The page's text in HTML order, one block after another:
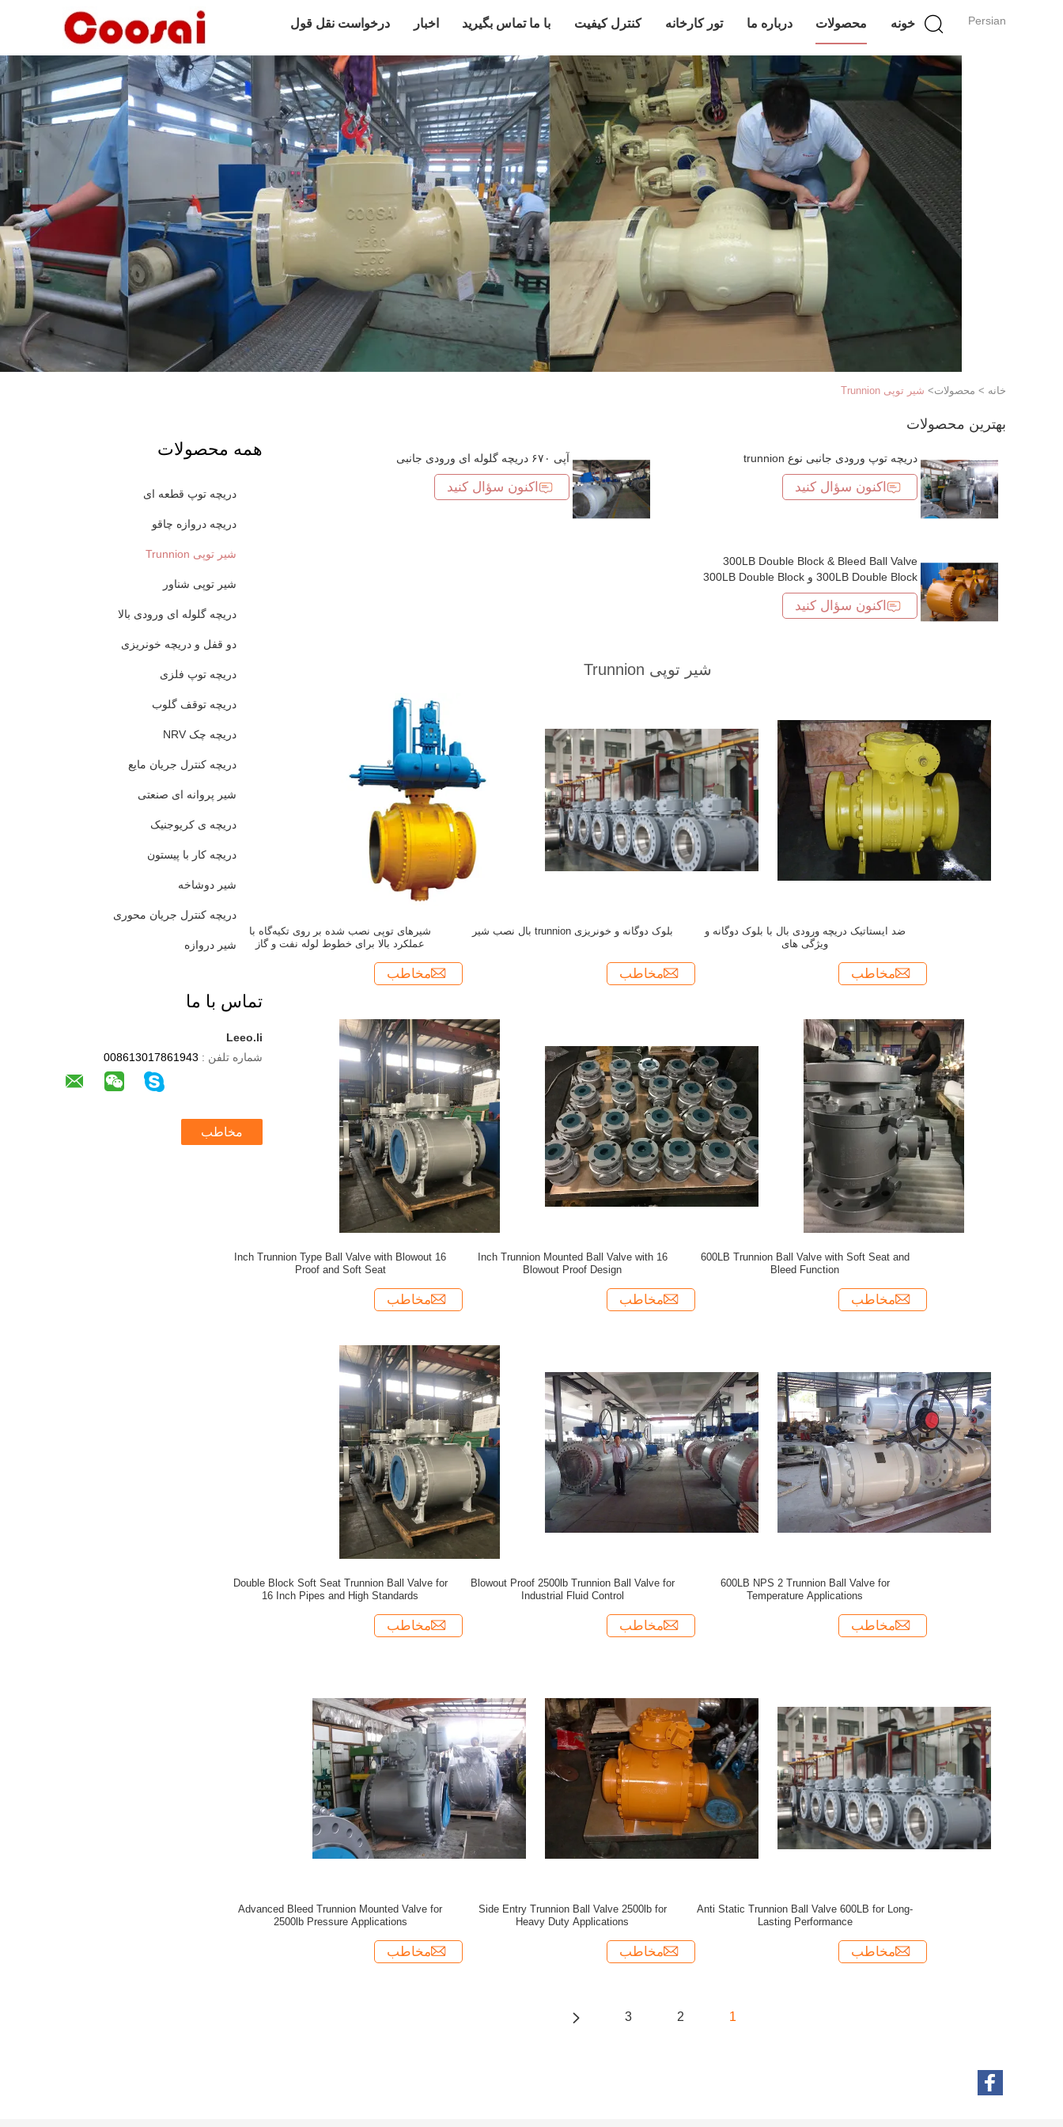
Persian خونه محصولات درباره ما تور کارخانه کنترل کیفیت با ما تماس بگیرید اخبار درخواست نقل قول
خانه > محصولات> شیر توپی Trunnion
همه محصولات
دریچه توپ قطعه ای
دریچه دروازه چاقو
شیر توپی Trunnion
شیر توپی شناور
دریچه گلوله ای ورودی بالا
دو قفل و دریچه خونریزی
دریچه توپ فلزی
دریچه توقف گلوب
دریچه چک NRV
دریچه کنترل جریان مایع
شیر پروانه ای صنعتی
دریچه ی کریوجنیک
دریچه کار با پیستون
شیر دوشاخه
دریچه کنترل جریان محوری
شیر دروازه
تماس با ما
Leeo.li
شماره تلفن :
مخاطب
بهترین محصولات
دریچه توپ ورودی جانبی نوع trunnion
اکنون سؤال کنید
آپی ۶۷۰ دریچه گلوله ای ورودی جانبی
اکنون سؤال کنید
300LB Double Block & Bleed Ball Valve
300LB Double Block و 300LB Double Block
300LB و 300LB و 300LB و 300LB و 300LB و
300LB و 300LB و 300LB و 300LB و 300LB و
300LB
اکنون سؤال کنید
شیر توپی Trunnion
شیرهای توپی نصب شده بر روی تکیه‌گاه با
عملکرد بالا برای خطوط لوله نفت و گاز
مخاطب
بلوک دوگانه و خونریزی trunnion بال نصب شیر
مخاطب
ضد ایستاتیک دریچه ورودی بال با بلوک دوگانه و
ویژگی های
مخاطب
16 Inch Trunnion Type Ball Valve with Blowout
Proof and Soft Seat
مخاطب
16 Inch Trunnion Mounted Ball Valve with
Blowout Proof Design
مخاطب
600LB Trunnion Ball Valve with Soft Seat and
Bleed Function
مخاطب
Double Block Soft Seat Trunnion Ball Valve for
16 Inch Pipes and High Standards
مخاطب
Blowout Proof 2500lb Trunnion Ball Valve for
Industrial Fluid Control
مخاطب
600LB NPS 2 Trunnion Ball Valve for
Temperature Applications
مخاطب
Advanced Bleed Trunnion Mounted Valve for
2500lb Pressure Applications
مخاطب
Side Entry Trunnion Ball Valve 2500lb for
Heavy Duty Applications
مخاطب
Anti Static Trunnion Ball Valve 600LB for Long-
Lasting Performance
مخاطب
1
2
3